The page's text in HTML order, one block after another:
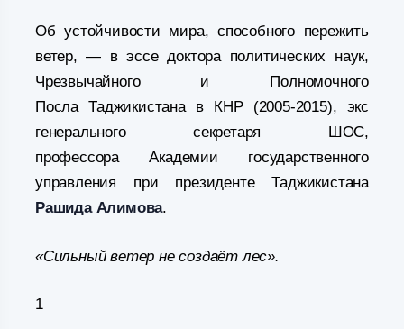
Об устойчивости мира, способного пережить
ветер, — в эссе доктора политических наук,
Чрезвычайного и Полномочного
Посла Таджикистана в КНР (2005-2015), экс
генерального секретаря ШОС,
профессора Академии государственного
управления при президенте Таджикистана
Рашида Алимова.
«Сильный ветер не создаёт лес».
1